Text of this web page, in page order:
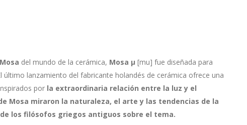
Mosa del mundo de la cerámica, Mosa μ [mu] fue diseñada para
último lanzamiento del fabricante holandés de cerámica ofrece una
por la extraordinaria relación entre la luz y el
Mosa miraron la naturaleza, el arte y las tendencias de la
los filósofos griegos antiguos sobre el tema.